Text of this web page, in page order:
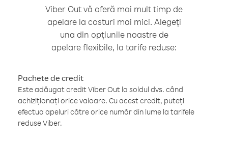
Viber Out vă oferă mai mult timp de
apelare la costuri mai mici. Alegeți
una din opțiunile noastre de
apelare flexibile, la tarife reduse:
Pachete de credit
Este adăugat credit Viber Out la soldul dvs. când
achiziționați orice valoare. Cu acest credit, puteți
efectua apeluri către orice număr din lume la tarifele
reduse Viber.